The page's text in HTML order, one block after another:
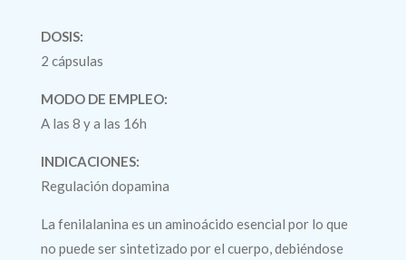
DOSIS:
2 cápsulas
MODO DE EMPLEO:
A las 8 y a las 16h
INDICACIONES:
Regulación dopamina
La fenilalanina es un aminoácido esencial por lo que
no puede ser sintetizado por el cuerpo, debiéndose